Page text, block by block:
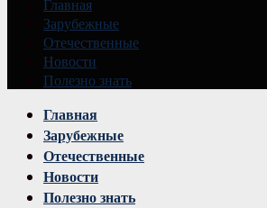
Главная
Зарубежные
Отечественные
Новости
Полезно знать
Главная
Зарубежные
Отечественные
Новости
Полезно знать